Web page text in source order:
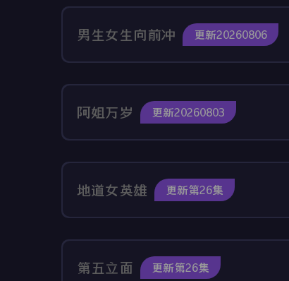
男生女生向前冲 更新20260806
阿姐万岁 更新20260803
地道女英雄 更新第26集
第五立面 更新第26集